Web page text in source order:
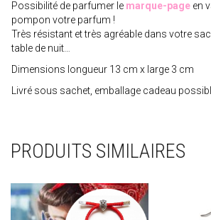
Possibilité de parfumer le marque-page en
pompon votre parfum !
Très résistant et très agréable dans votre
table de nuit…
Dimensions longueur 13 cm x large 3 cm
Livré sous sachet, emballage cadeau
PRODUITS SIMILAIRES